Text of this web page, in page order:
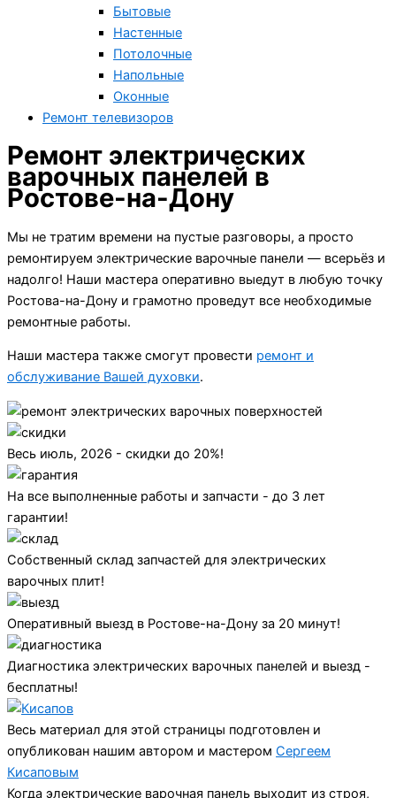
Бытовые
Настенные
Потолочные
Напольные
Оконные
Ремонт телевизоров
Ремонт электрических
варочных панелей в
Ростове-на-Дону
Мы не тратим времени на пустые разговоры, а просто
ремонтируем электрические варочные панели — всерьёз и
надолго! Наши мастера оперативно выедут в любую точку
Ростова-на-Дону и грамотно проведут все необходимые
ремонтные работы.
Наши мастера также смогут провести ремонт и
обслуживание Вашей духовки.
Весь июль, 2026 - скидки до 20%!
На все выполненные работы и запчасти - до 3 лет
гарантии!
Собственный склад запчастей для электрических
варочных плит!
Оперативный выезд в Ростове-на-Дону за 20 минут!
Диагностика электрических варочных панелей и выезд -
бесплатны!
Весь материал для этой страницы подготовлен и
опубликован нашим автором и мастером Сергеем
Кисаповым
Когда электрические варочная панель выходит из строя,